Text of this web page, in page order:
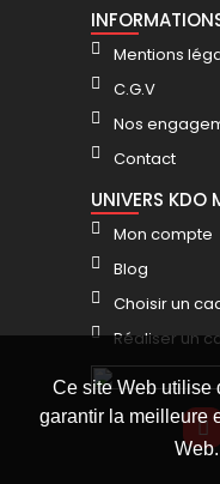
Ce site Web utilise
garantir la meilleure
Web.
Mentions
C.G.V
Nos
Contact
UNIVERS KDO
Mon compte
Blog
Choisir un
Réaliser un